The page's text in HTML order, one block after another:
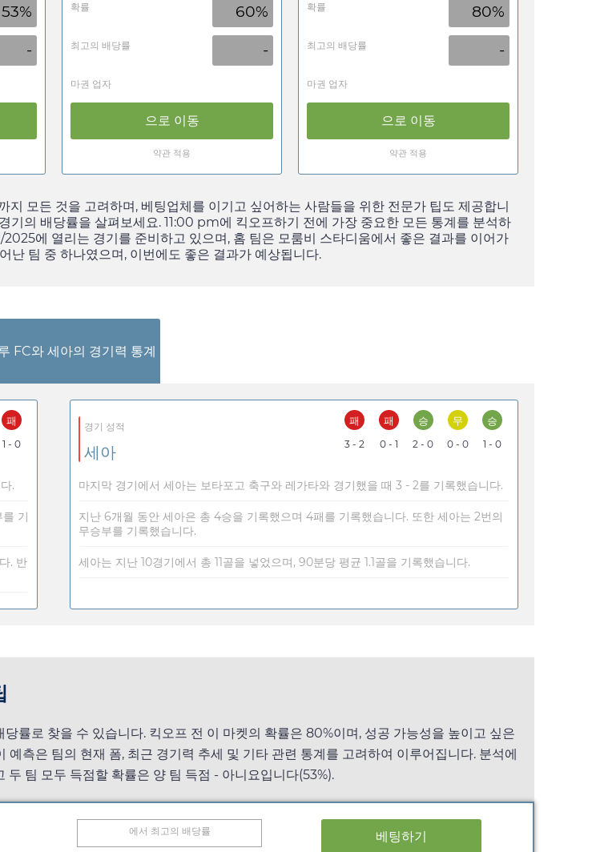
53%
-
확률 60%
최고의 배당률 -
마권 업자
으로 이동
약관 적용
확률 80%
최고의 배당률 -
마권 업자
으로 이동
약관 적용
모든 것을 고려하며, 베팅업체를 이기고 싶어하는 사람들을 위한 전문가 팁도 제공합니
기의 배당률을 살펴보세요. 11:00 pm에 킥오프하기 전에 가장 중요한 모든 통계를 분석하
2025에 열리는 경기를 준비하고 있으며, 홈 팀은 모룸비 스타디움에서 좋은 결과를 이어가
난 팀 중 하나였으며, 이번에도 좋은 결과가 예상됩니다.
FC와 세아의 경기력 통계
패
1 - 0
.
기
. 반
경기 성적
세아
패
3 - 2
패
0 - 1
승
2 - 0
무
0 - 0
승
1 - 0
마지막 경기에서 세아는 보타포고 축구와 레가타와 경기했을 때 3 - 2를 기록했습니다.
지난 6개월 동안 세아은 총 4승을 기록했으며 4패를 기록했습니다. 또한 세아는 2번의
무승부를 기록했습니다.
세아는 지난 10경기에서 총 11골을 넣었으며, 90분당 평균 1.1골을 기록했습니다.
당률로 찾을 수 있습니다. 킥오프 전 이 마켓의 확률은 80%이며, 성공 가능성을 높이고 싶은
측은 팀의 현재 폼, 최근 경기력 추세 및 기타 관련 통계를 고려하여 이루어집니다. 분석에
팀 모두 득점할 확률은 양 팀 득점 - 아니요입니다(53%).
에서 최고의 배당률 베팅하기